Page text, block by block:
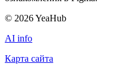
© 2026YeaHub
AI info
Карта сайта